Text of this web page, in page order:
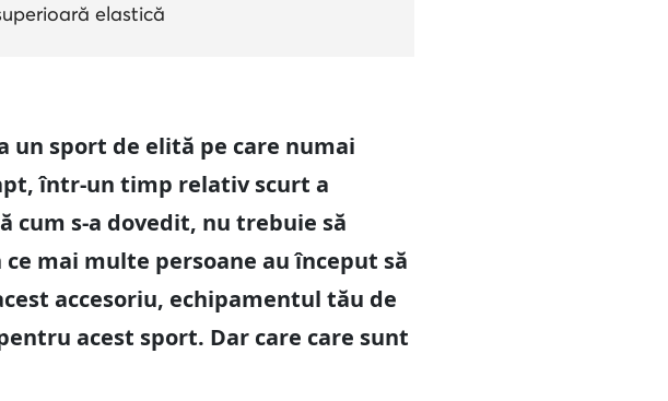
elastică
un sport de elită pe care numai
într-un timp relativ scurt a
cum s-a dovedit, nu trebuie să
mai multe persoane au început să
accesoriu, echipamentul tău de
acest sport. Dar care care sunt